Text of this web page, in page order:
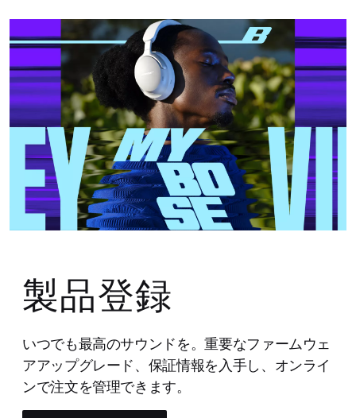
製品登録
いつでも最高のサウンドを。重要なファームウェ
アアップグレード、保証情報を入手し、オンライ
ンで注文を管理できます。